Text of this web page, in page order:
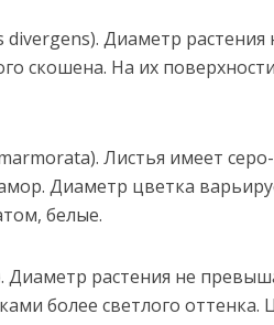
Диаметр
скошена. На их
Листья имеет
Диаметр цветка
белые.
Диаметр растения не
более светлого